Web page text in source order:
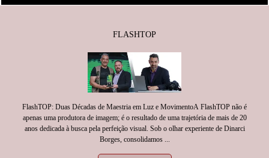
FLASHTOP
FlashTOP: Duas Décadas de Maestria em Luz e MovimentoA FlashTOP não é
apenas uma produtora de imagem; é o resultado de uma trajetória de mais de 20
anos dedicada à busca pela perfeição visual. Sob o olhar experiente de Dinarci
Borges, consolidamos ...